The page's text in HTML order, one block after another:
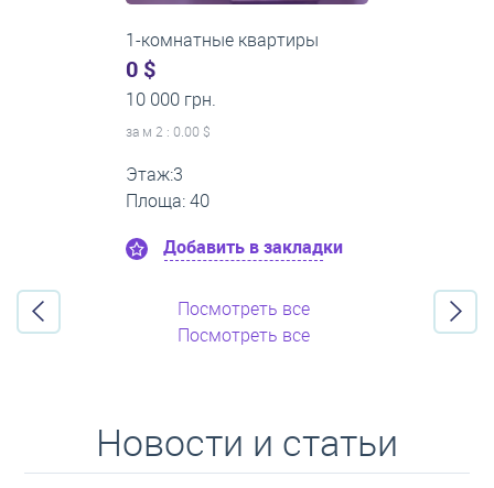
2-комнатные квартиры
0 $
16 000 грн.
за м 2 : 0.00 $
Этаж:11
Площа: 55
Добавить в закладки
Посмотреть все
Посмотреть все
Новости и статьи